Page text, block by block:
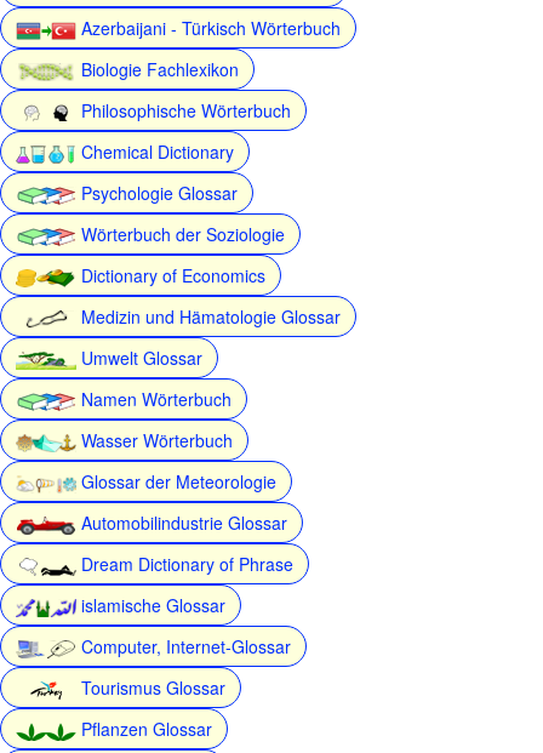
Azerbaijani - Türkisch Wörterbuch
Biologie Fachlexikon
Philosophische Wörterbuch
Chemical Dictionary
Psychologie Glossar
Wörterbuch der Soziologie
Dictionary of Economics
Medizin und Hämatologie Glossar
Umwelt Glossar
Namen Wörterbuch
Wasser Wörterbuch
Glossar der Meteorologie
Automobilindustrie Glossar
Dream Dictionary of Phrase
islamische Glossar
Computer, Internet-Glossar
Tourismus Glossar
Pflanzen Glossar